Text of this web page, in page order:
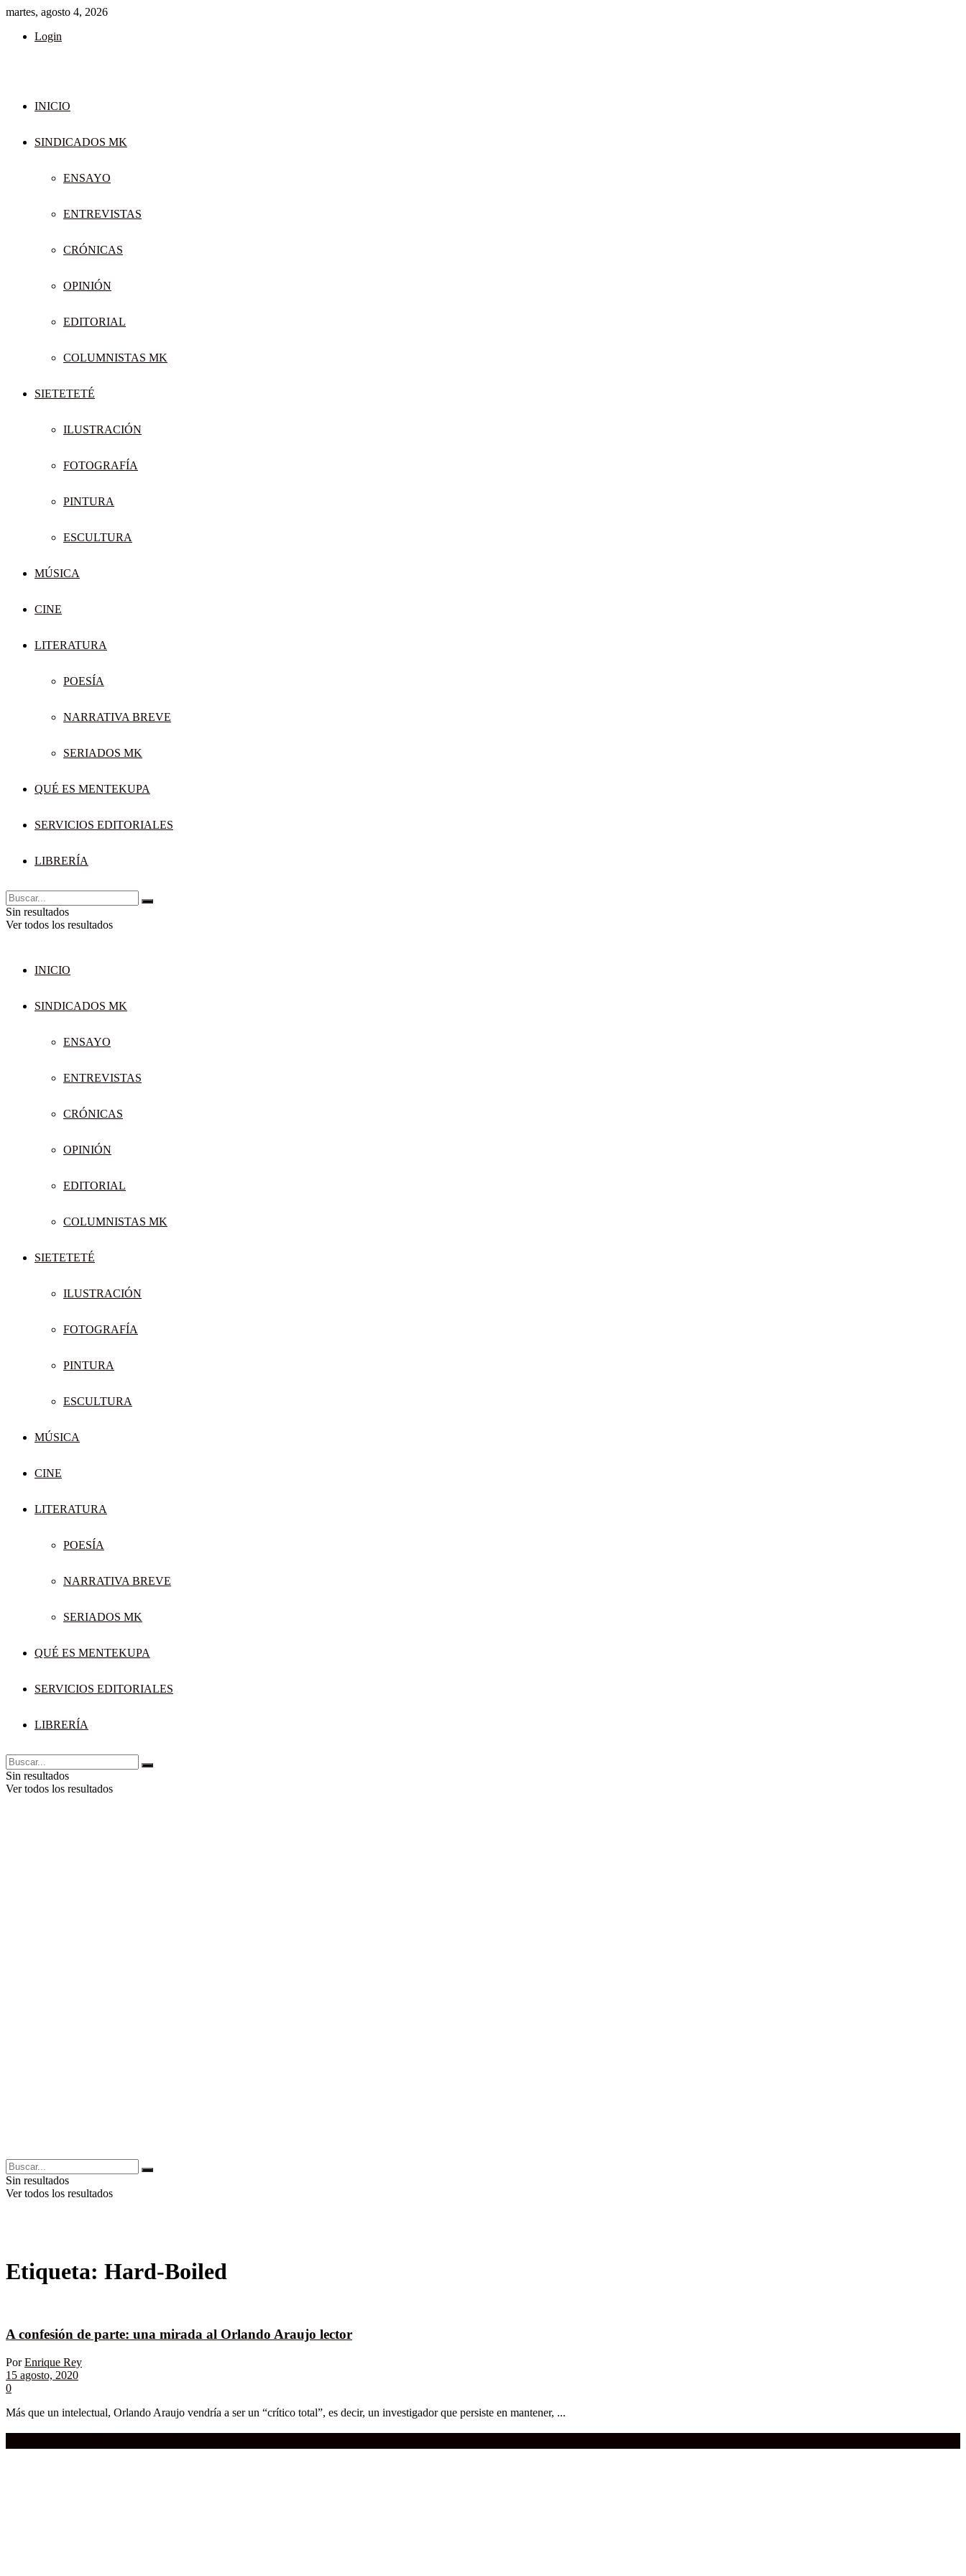
martes, agosto 4, 2026
Login
INICIO
SINDICADOS MK
ENSAYO
ENTREVISTAS
CRÓNICAS
OPINIÓN
EDITORIAL
COLUMNISTAS MK
SIETETETÉ
ILUSTRACIÓN
FOTOGRAFÍA
PINTURA
ESCULTURA
MÚSICA
CINE
LITERATURA
POESÍA
NARRATIVA BREVE
SERIADOS MK
QUÉ ES MENTEKUPA
SERVICIOS EDITORIALES
LIBRERÍA
Sin resultados
Ver todos los resultados
INICIO
SINDICADOS MK
ENSAYO
ENTREVISTAS
CRÓNICAS
OPINIÓN
EDITORIAL
COLUMNISTAS MK
SIETETETÉ
ILUSTRACIÓN
FOTOGRAFÍA
PINTURA
ESCULTURA
MÚSICA
CINE
LITERATURA
POESÍA
NARRATIVA BREVE
SERIADOS MK
QUÉ ES MENTEKUPA
SERVICIOS EDITORIALES
LIBRERÍA
Sin resultados
Ver todos los resultados
Sin resultados
Ver todos los resultados
Etiqueta: Hard-Boiled
A confesión de parte: una mirada al Orlando Araujo lector
Por Enrique Rey
15 agosto, 2020
0
Más que un intelectual, Orlando Araujo vendría a ser un “crítico total”, es decir, un investigador que persiste en mantener, ...